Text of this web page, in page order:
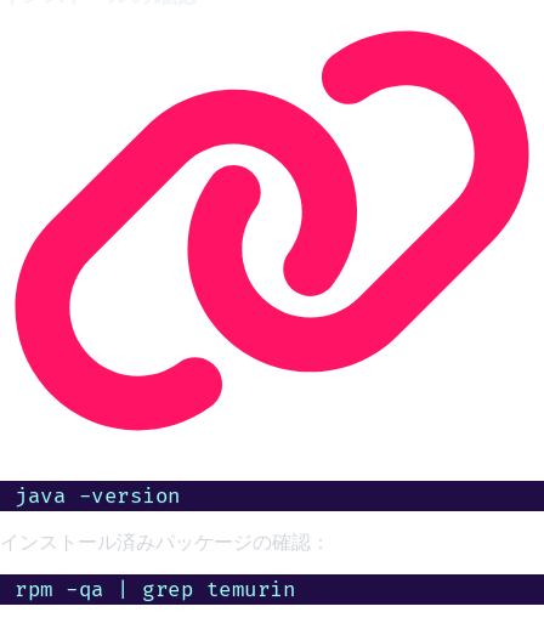
java -version
インストール済みパッケージの確認：
rpm -qa | grep temurin